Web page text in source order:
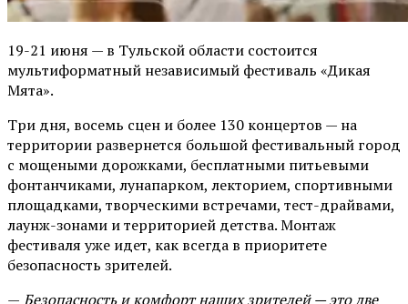
19-21 июня — в Тульской области состоится
мультиформатный независимый фестиваль «Дикая
Мята».
Три дня, восемь сцен и более 130 концертов — на
территории развернется большой фестивальный город
с мощеными дорожками, бесплатными питьевыми
фонтанчиками, лунапарком, лекторием, спортивными
площадками, творческими встречами, тест-драйвами,
лаунж-зонами и территорией детства. Монтаж
фестиваля уже идет, как всегда в приоритете
безопасность зрителей.
— Безопасность и комфорт наших зрителей — это две